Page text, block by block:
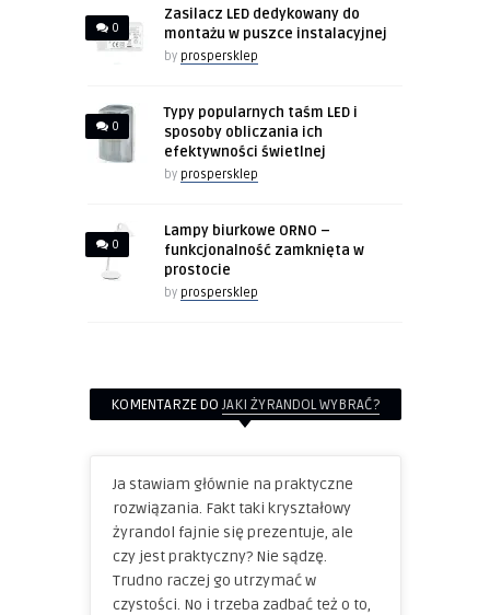
0
Zasilacz LED dedykowany do
montażu w puszce instalacyjnej
by prospersklep
0
Typy popularnych taśm LED i
sposoby obliczania ich
efektywności świetlnej
by prospersklep
0
Lampy biurkowe ORNO –
funkcjonalność zamknięta w
prostocie
by prospersklep
KOMENTARZE DOJAKI ŻYRANDOL WYBRAĆ?
Ja stawiam głównie na praktyczne
rozwiązania. Fakt taki kryształowy
żyrandol fajnie się prezentuje, ale
czy jest praktyczny? Nie sądzę.
Trudno raczej go utrzymać w
czystości. No i trzeba zadbać też o to,